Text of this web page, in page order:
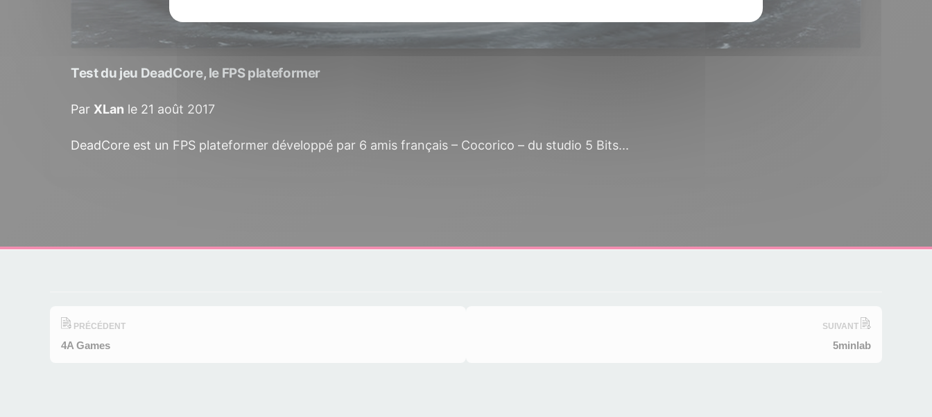
Test du jeu DeadCore, le FPS plateformer
Par XLan le 21 août 2017
DeadCore est un FPS plateformer développé par 6 amis français – Cocorico – du studio 5 Bits...
PRÉCÉDENT
4A Games
SUIVANT
5minlab